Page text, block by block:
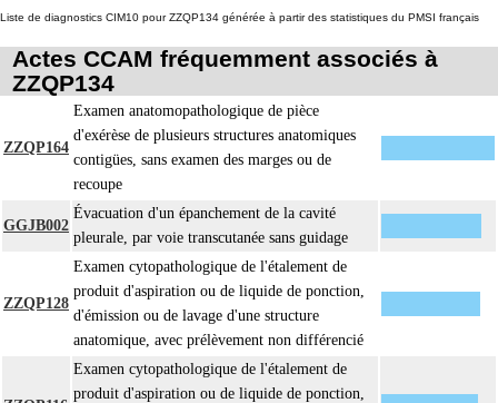
microscopique de pièce d'exérèse
17.2
L'examen anatomopathologique d'un organe inclut : l'examen du feuillet
viscéral de son éventuelle séreuse
L'examen anatomopathologique de pièce d'exérèse inclut : l'échantillonnage,
la fixation, l'inclusion, la préparation microscopique avec une coloration
standard à base d'hémalun ou d'hématoxyline-éosine ou de phloxine avec ou
sans safran, avec ou sans photographie, l'interprétation, les éventuels
réexamens aux divers stades de réalisation, le compte rendu, le codage
Avec ou sans : coloration spéciale
coupes sériées
empreinte par apposition cellulaire
écrasis cellulaire
Facturation :
un seul acte peut être facturé que l'exérèse soit monobloc ou en fragments non
différenciés par le préleveur, partielle ou totale, pour chaque structure
anatomique
Liste de diagnostics CIM10 pour ZZQP134 générée à partir des statistiques du PMSI français
Actes CCAM fréquemment associés à
ZZQP134
ZZQP164
Examen anatomopathologique de pièce
d'exérèse de plusieurs structures anatomiques
contigües, sans examen des marges ou de
recoupe
GGJB002
Évacuation d'un épanchement de la cavité
pleurale, par voie transcutanée sans guidage
ZZQP128
Examen cytopathologique de l'étalement de
produit d'aspiration ou de liquide de ponction,
d'émission ou de lavage d'une structure
anatomique, avec prélèvement non différencié
Examen cytopathologique de l'étalement de
produit d'aspiration ou de liquide de ponction,